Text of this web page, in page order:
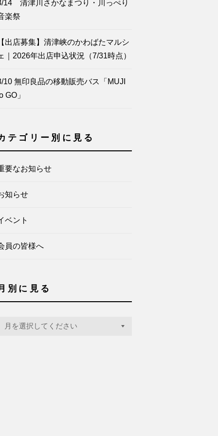
14 清津川さかなまつり・川っぺり
楽祭
出店募集】清津峡のかわばたマルシ
｜2026年出店申込状況（7/31時点）
10 無印良品の移動販売バス「MUJI
GO」
テゴリー別に見る
要なお知らせ
知らせ
ベント
員の皆様へ
別に見る